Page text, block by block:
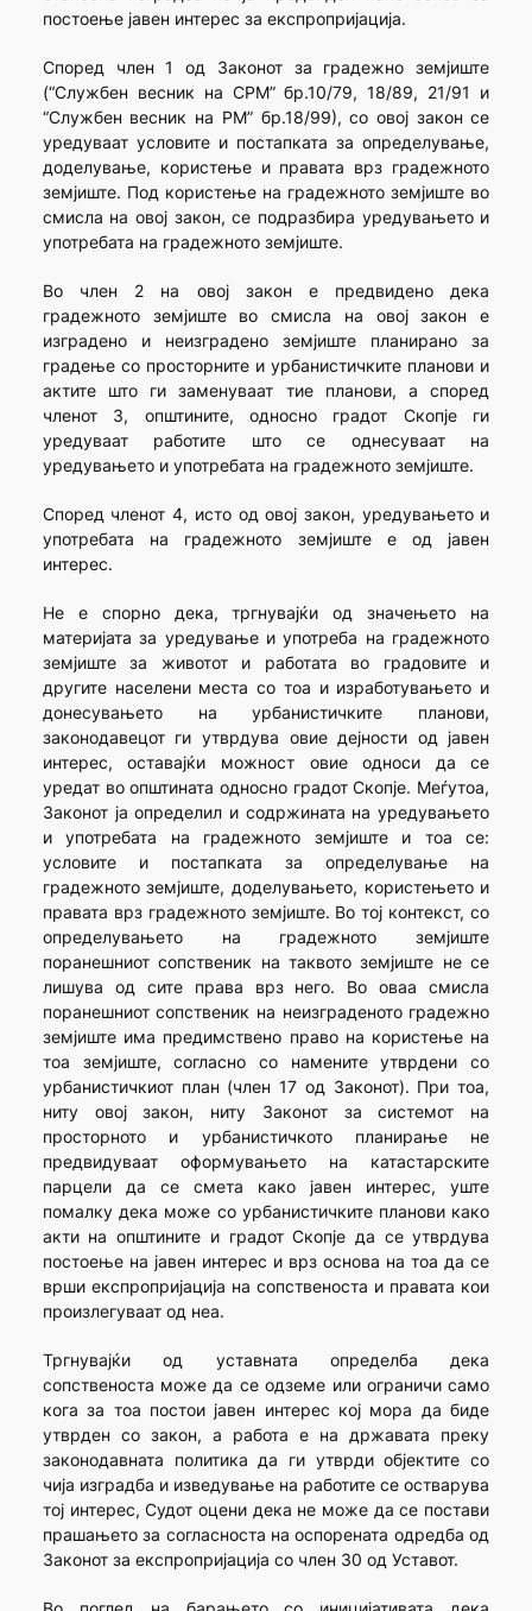
постоење јавен интерес за експропријација.
Според член 1 од Законот за градежно земјиште
(“Службен весник на СРМ” бр.10/79, 18/89, 21/91 и
“Службен весник на РМ” бр.18/99), со овој закон се
уредуваат условите и постапката за определување,
доделување, користење и правата врз градежното
земјиште. Под користење на градежното земјиште во
смисла на овој закон, се подразбира уредувањето и
употребата на градежното земјиште.
Во член 2 на овој закон е предвидено дека
градежното земјиште во смисла на овој закон е
изградено и неизградено земјиште планирано за
градење со просторните и урбанистичките планови и
актите што ги заменуваат тие планови, а според
членот 3, општините, односно градот Скопје ги
уредуваат работите што се однесуваат на
уредувањето и употребата на градежното земјиште.
Според членот 4, исто од овој закон, уредувањето и
употребата на градежното земјиште е од јавен
интерес.
Не е спорно дека, тргнувајќи од значењето на
материјата за уредување и употреба на градежното
земјиште за животот и работата во градовите и
другите населени места со тоа и изработувањето и
донесувањето на урбанистичките планови,
законодавецот ги утврдува овие дејности од јавен
интерес, оставајќи можност овие односи да се
уредат во општината односно градот Скопје. Меѓутоа,
Законот ја определил и содржината на уредувањето
и употребата на градежното земјиште и тоа се:
условите и постапката за определување на
градежното земјиште, доделувањето, користењето и
правата врз градежното земјиште. Во тој контекст, со
определувањето на градежното земјиште
поранешниот сопственик на таквото земјиште не се
лишува од сите права врз него. Во оваа смисла
поранешниот сопственик на неизграденото градежно
земјиште има предимствено право на користење на
тоа земјиште, согласно со намените утврдени со
урбанистичкиот план (член 17 од Законот). При тоа,
ниту овој закон, ниту Законот за системот на
просторното и урбанистичкото планирање не
предвидуваат оформувањето на катастарските
парцели да се смета како јавен интерес, уште
помалку дека може со урбанистичките планови како
акти на општините и градот Скопје да се утврдува
постоење на јавен интерес и врз основа на тоа да се
врши експропријација на сопственоста и правата кои
произлегуваат од неа.
Тргнувајќи од уставната определба дека
сопственоста може да се одземе или ограничи само
кога за тоа постои јавен интерес кој мора да биде
утврден со закон, а работа е на државата преку
законодавната политика да ги утврди објектите со
чија изградба и изведување на работите се остварува
тој интерес, Судот оцени дека не може да се постави
прашањето за согласноста на оспорената одредба од
Законот за експропријација со член 30 од Уставот.